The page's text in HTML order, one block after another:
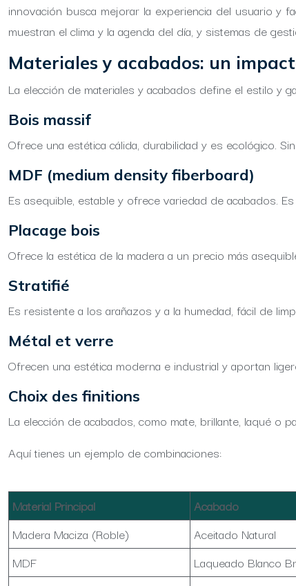
innovación busca mejorar la experiencia del usuario y
muestran el clima y la agenda del día, y sistemas de
Materiales y acabados: un
La elección de materiales y acabados define el estilo y
Bois massif
Ofrece una estética cálida, durabilidad y es ecológico.
MDF (medium density fiberboard)
Es asequible, estable y ofrece variedad de acabados.
Placage bois
Ofrece la estética de la madera a un precio más
Stratifié
Es resistente a los arañazos y a la humedad, fácil de
Métal et verre
Ofrecen una estética moderna e industrial y aportan
Choix des finitions
La elección de acabados, como mate, brillante, laqué o
Aquí tienes un ejemplo de combinaciones:
Material Principal Acabado
Madera Maciza (Roble)
Aceitado Natural
MDF
Laqueado Blanco